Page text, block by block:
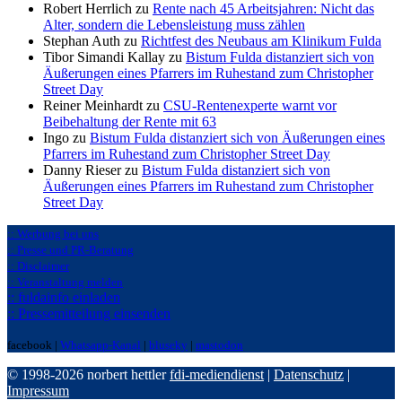
Robert Herrlich zu Rente nach 45 Arbeitsjahren: Nicht das
Alter, sondern die Lebensleistung muss zählen
Stephan Auth zu Richtfest des Neubaus am Klinikum Fulda
Tibor Simandi Kallay zu Bistum Fulda distanziert sich von
Äußerungen eines Pfarrers im Ruhestand zum Christopher
Street Day
Reiner Meinhardt zu CSU-Rentenexperte warnt vor
Beibehaltung der Rente mit 63
Ingo zu Bistum Fulda distanziert sich von Äußerungen eines
Pfarrers im Ruhestand zum Christopher Street Day
Danny Rieser zu Bistum Fulda distanziert sich von
Äußerungen eines Pfarrers im Ruhestand zum Christopher
Street Day
:: Werbung bei uns
:: Presse und PR-Beratung
:: Disclaimer
:: Veranstaltung melden
:: fuldainfo einladen
:: Pressemitteilung einsenden
facebook | Whatsapp-Kanal | bluseky | mastodon
© 1998-2026 norbert hettlerfdi-mediendienst | Datenschutz |
Impressum